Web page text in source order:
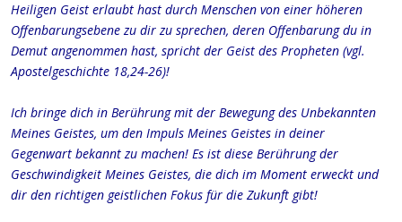
Heiligen Geist erlaubt hast durch Menschen von einer höheren
Offenbarungsebene zu dir zu sprechen, deren Offenbarung du in
Demut angenommen hast, spricht der Geist des Propheten (vgl.
Apostelgeschichte 18,24-26)!
Ich bringe dich in Berührung mit der Bewegung des Unbekannten
Meines Geistes, um den Impuls Meines Geistes in deiner
Gegenwart bekannt zu machen! Es ist diese Berührung der
Geschwindigkeit Meines Geistes, die dich im Moment erweckt und
dir den richtigen geistlichen Fokus für die Zukunft gibt!